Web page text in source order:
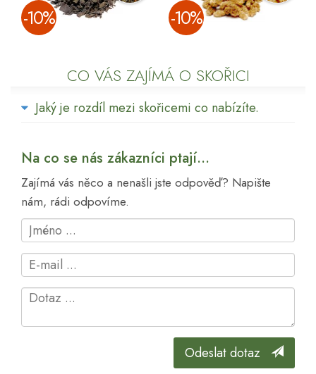
­-10% ­-10%
CO VÁS ZAJÍMÁ O SKOŘICI
Jaký je rozdíl mezi skořicemi co nabízíte.
Na co se nás zákazníci ptají...
Zajímá vás něco a nenašli jste odpověď? Napište
nám, rádi odpovíme.
Odeslat dotaz